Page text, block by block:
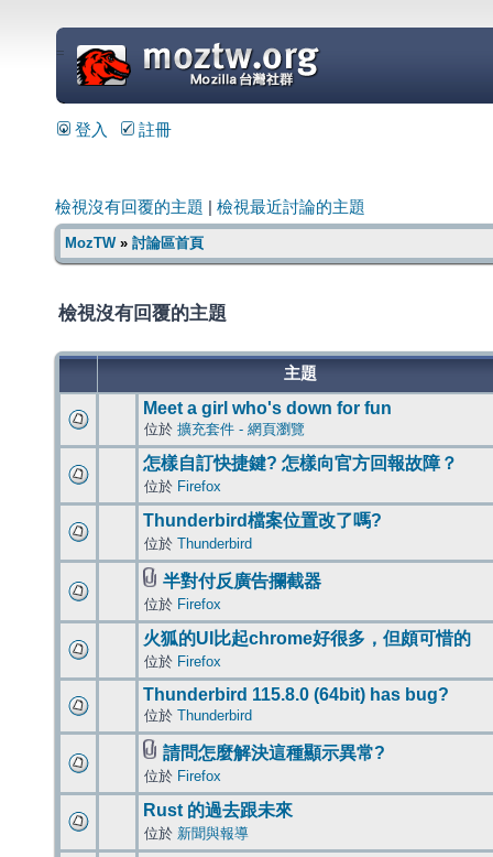
=
登入 註冊
檢視沒有回覆的主題 檢視最近討論的主題
MozTW» 討論區首頁
檢視沒有回覆的主題
主題
Meet a girl who's down for fun
位於 擴充套件 - 網頁瀏覽
怎樣自訂快捷鍵? 怎樣向官方回報故障？
位於 Firefox
Thunderbird檔案位置改了嗎?
位於 Thunderbird
半對付反廣告攔截器
位於 Firefox
火狐的UI比起chrome好很多，但頗可惜的
位於 Firefox
Thunderbird 115.8.0 (64bit) has bug?
位於 Thunderbird
請問怎麼解決這種顯示異常?
位於 Firefox
Rust 的過去跟未來
位於 新聞與報導